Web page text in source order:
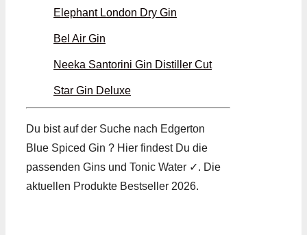
Elephant London Dry Gin
Bel Air Gin
Neeka Santorini Gin Distiller Cut
Star Gin Deluxe
Du bist auf der Suche nach Edgerton
Blue Spiced Gin ? Hier findest Du die
passenden Gins und Tonic Water ✓. Die
aktuellen Produkte Bestseller 2026.